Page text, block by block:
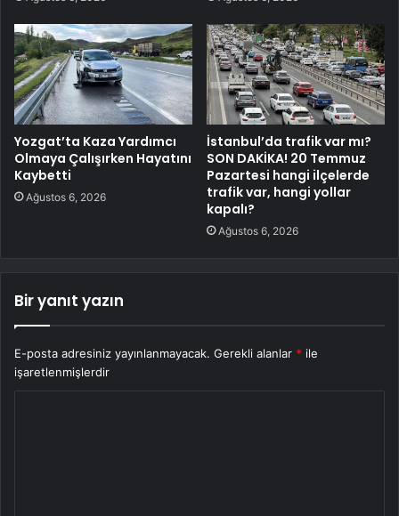
Yozgat’ta Kaza Yardımcı
Olmaya Çalışırken Hayatını
Kaybetti
Ağustos 6, 2026
İstanbul’da trafik var mı?
SON DAKİKA! 20 Temmuz
Pazartesi hangi ilçelerde
trafik var, hangi yollar
kapalı?
Ağustos 6, 2026
Bir yanıt yazın
E-posta adresiniz yayınlanmayacak. Gerekli alanlar * ile
işaretlenmişlerdir